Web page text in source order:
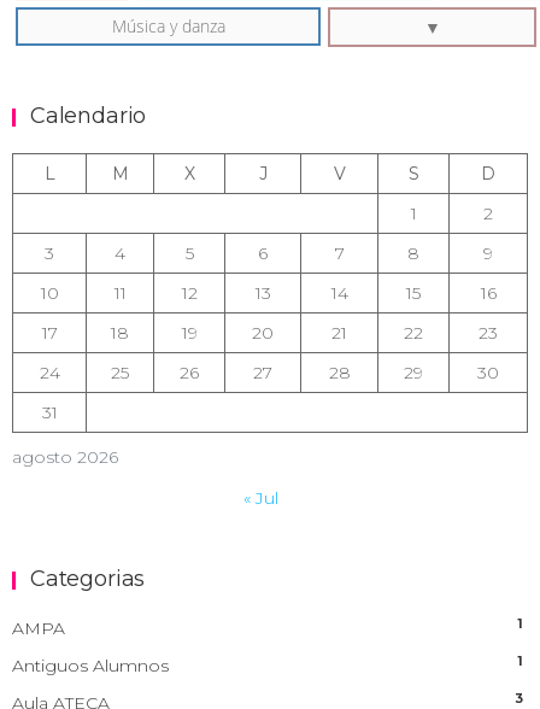
Música y danza
Calendario
agosto 2026
L M X J V S
D
1
2
3
4 5 6 7 8
9
10
11 12 13 14 15
16
17
18 19 20 21 22
23
24
25 26 27 28 29
30
31
« Jul
Categorias
AMPA 1
Antiguos Alumnos 1
Aula ATECA 3